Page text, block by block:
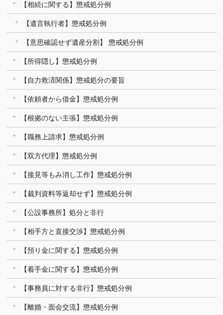
【相続に関する】懲戒処分例
【遺言執行者】懲戒処分例
【意思確認せず遺産分割】 懲戒処分例
【所得隠し】懲戒処分例
【自力救済関係】懲戒処分の要旨
【依頼者から借金】懲戒処分例
【根拠のない主張】懲戒処分例
【職務上請求】懲戒処分例
【双方代理】懲戒処分例
【接見等もみ消し工作】懲戒処分例
【裁判資料等返却せず】懲戒処分例
【公設事務所】処分と非行
【相手方と直接交渉】懲戒処分例
【預り金に関する】懲戒処分例
【着手金に関する】懲戒処分例
【事務員に対する非行】懲戒処分例
【離婚・面会交流】懲戒処分例